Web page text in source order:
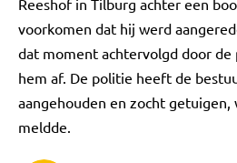
Reeshof in Tilburg achter een
voorkomen dat hij werd
dat moment achtervolgd door
hem af. De politie heeft de
aangehouden en zocht getuigen,
meldde.